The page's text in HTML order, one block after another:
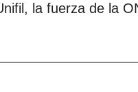
la fuerza de la